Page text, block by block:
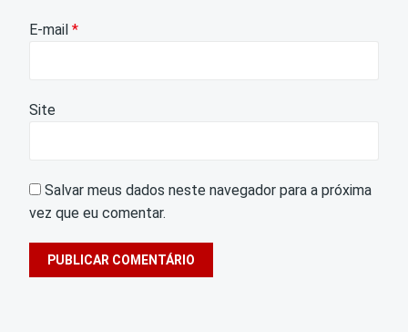
E-mail *
Site
Salvar meus dados neste navegador para a próxima
vez que eu comentar.